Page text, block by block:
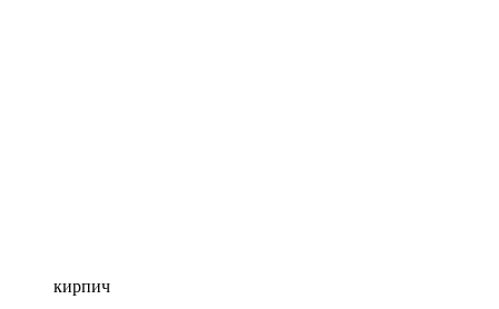
кирпич